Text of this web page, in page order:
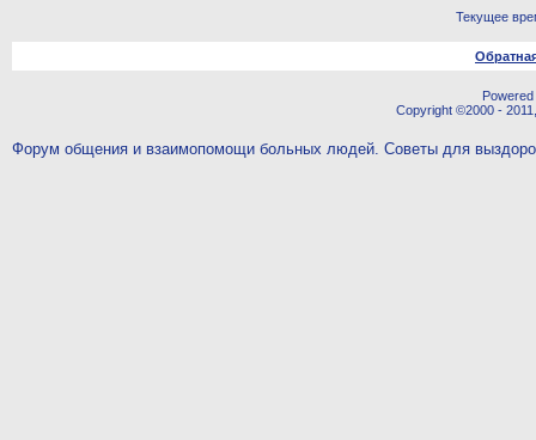
Текущее
Copyright ©2000 -
Форум общения и взаимопомощи больных людей. Советы для